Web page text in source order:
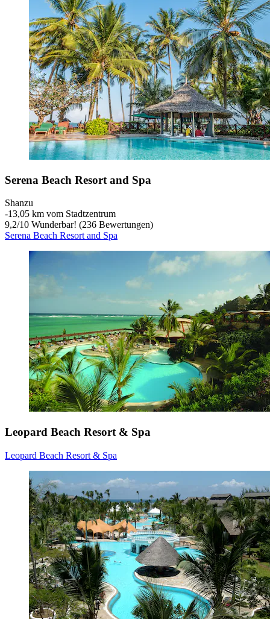
Serena Beach Resort and Spa
Shanzu
‐13,05 km vom Stadtzentrum
9,2/10 Wunderbar! (236 Bewertungen)
Serena Beach Resort and Spa
Leopard Beach Resort & Spa
Leopard Beach Resort & Spa